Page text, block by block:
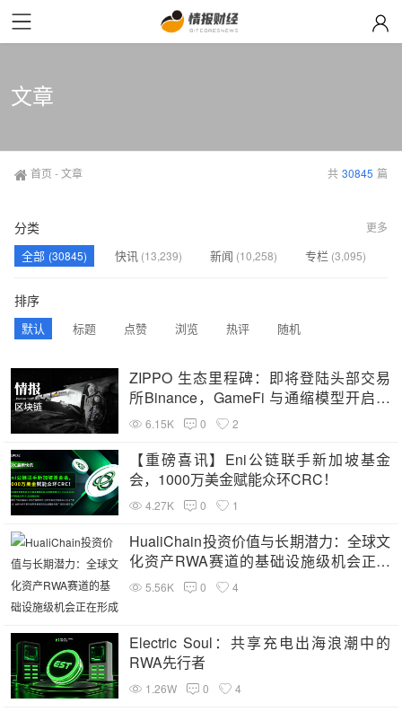
文章
首页 -文章 共 30845 篇
分类
全部 (30845) 快讯 (13,239) 新闻 (10,258) 专栏 (3,095)
更多
排序
默认 标题 点赞 浏览 热评 随机
ZIPPO 生态里程碑：即将登陆头部交易
所Binance，GameFi 与通缩模型开启价
值飞轮
6.15K 0 2
【重磅喜讯】Eni公链联手新加坡基金
会，1000万美金赋能众环CRC！
4.27K 0 1
HualiChain投资价值与长期潜力：全球文
化资产RWA赛道的基础设施级机会正在
形成5.56K 0 4
Electric Soul：共享充电出海浪潮中的
RWA先行者
1.26W 0 4